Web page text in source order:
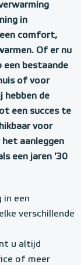
in
comfort,
Of er nu
een bestaande
of voor
hebben de
een succes te
voor
aanleggen
een jaren '30
in een
verschillende
u altijd
of meer